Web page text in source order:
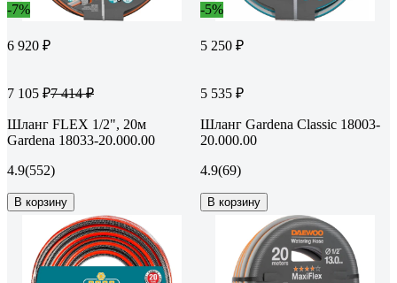
-7%
6 920 ₽
7 105 ₽7 414 ₽
Шланг FLEX 1/2", 20м
Gardena 18033-20.000.00
4.9(552)
В корзину
-5%
5 250 ₽
5 535 ₽
Шланг Gardena Classic 18003-
20.000.00
4.9(69)
В корзину